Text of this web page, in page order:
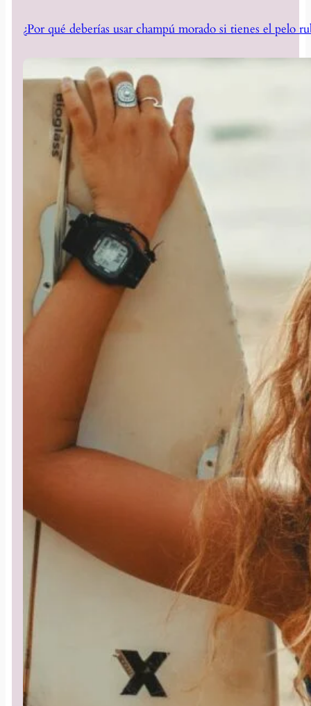
¿Por qué deberías usar champú morado si tienes el pelo